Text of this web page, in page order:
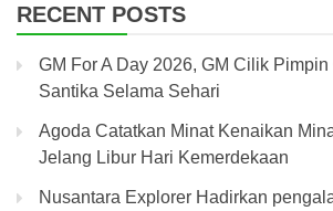
RECENT POSTS
GM For A Day 2026, GM Cilik
Santika Selama Sehari
Agoda Catatkan Minat Kenaikan
Jelang Libur Hari Kemerdekaan
Nusantara Explorer Hadirkan